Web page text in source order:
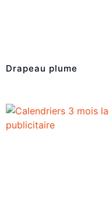
Drapeau plume